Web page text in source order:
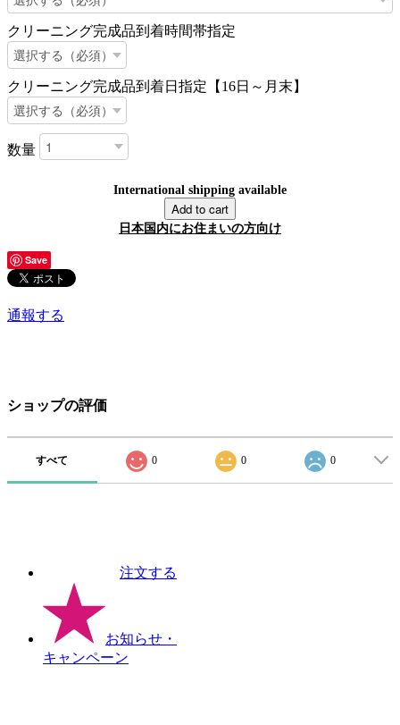
クリーニング完成品到着時間帯指定
クリーニング完成品到着日指定【16日～月末】
数量
International shipping available
Add to cart
日本国内にお住まいの方向け
Save
通報する
ショップの評価
すべて 0 0 0
注文する
お知らせ ・
キャンペーン